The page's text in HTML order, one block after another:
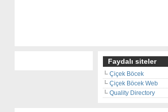
Faydalı siteler
Çiçek Böcek
Çiçek Böcek Web
Quality Directory